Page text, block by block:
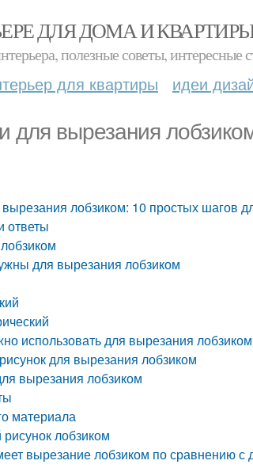
ДЛЯ ДОМА И
полезные советы, интересные
для квартиры идеи
для вырезания
лобзиком: 10 простых шагов
ответы
для вырезания лобзиком
использовать для вырезания лобзиком
для вырезания лобзиком
вырезания лобзиком
материала
лобзиком
вырезание лобзиком по сравнению